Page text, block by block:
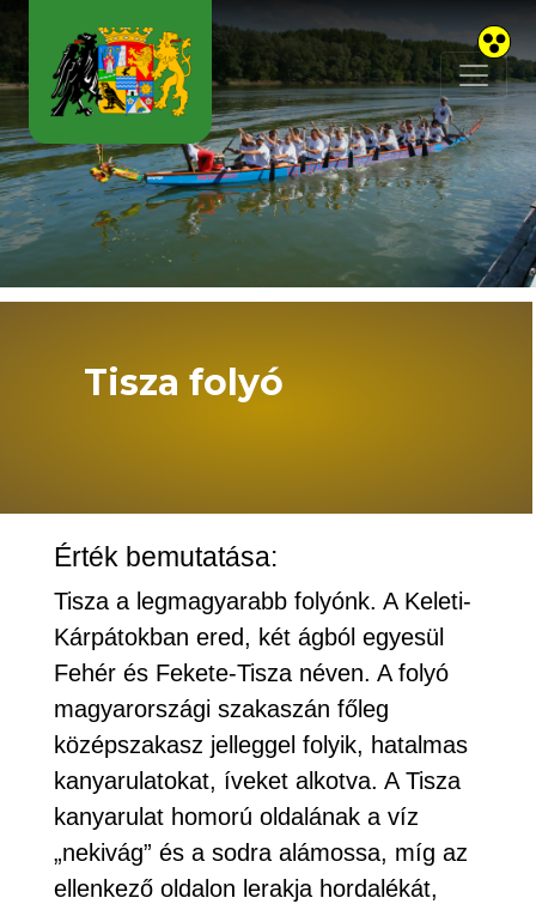
Tisza folyó
Érték bemutatása:
Tisza a legmagyarabb folyónk. A Keleti-
Kárpátokban ered, két ágból egyesül
Fehér és Fekete-Tisza néven. A folyó
magyarországi szakaszán főleg
középszakasz jelleggel folyik, hatalmas
kanyarulatokat, íveket alkotva. A Tisza
kanyarulat homorú oldalának a víz
„nekivág” és a sodra alámossa, míg az
ellenkező oldalon lerakja hordalékát,